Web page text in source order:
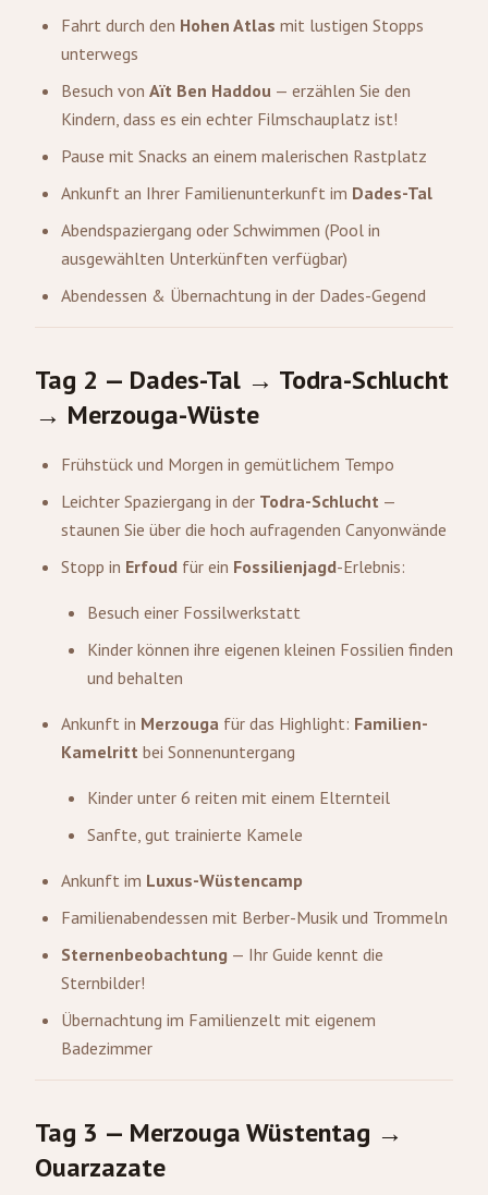
Fahrt durch den Hohen Atlas mit lustigen Stopps
unterwegs
Besuch von Aït Ben Haddou — erzählen Sie den
Kindern, dass es ein echter Filmschauplatz ist!
Pause mit Snacks an einem malerischen Rastplatz
Ankunft an Ihrer Familienunterkunft im Dades-Tal
Abendspaziergang oder Schwimmen (Pool in
ausgewählten Unterkünften verfügbar)
Abendessen & Übernachtung in der Dades-Gegend
Tag 2 — Dades-Tal → Todra-Schlucht
→ Merzouga-Wüste
Frühstück und Morgen in gemütlichem Tempo
Leichter Spaziergang in der Todra-Schlucht —
staunen Sie über die hoch aufragenden Canyonwände
Stopp in Erfoud für ein Fossilienjagd-Erlebnis:
Besuch einer Fossilwerkstatt
Kinder können ihre eigenen kleinen Fossilien finden
und behalten
Ankunft in Merzouga für das Highlight: Familien-
Kamelritt bei Sonnenuntergang
Kinder unter 6 reiten mit einem Elternteil
Sanfte, gut trainierte Kamele
Ankunft im Luxus-Wüstencamp
Familienabendessen mit Berber-Musik und Trommeln
Sternenbeobachtung — Ihr Guide kennt die
Sternbilder!
Übernachtung im Familienzelt mit eigenem
Badezimmer
Tag 3 — Merzouga Wüstentag →
Ouarzazate